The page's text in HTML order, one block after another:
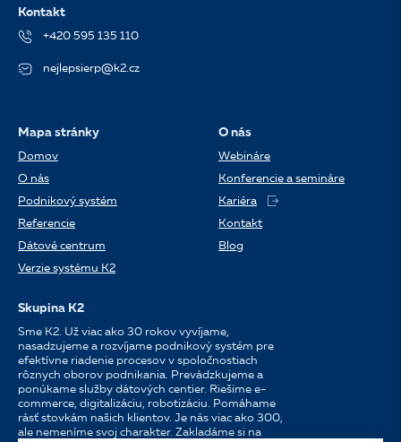
Kontakt
+420 595 135 110
nejlepsierp@k2.cz
Mapa stránky
Domov
O nás
Podnikový systém
Referencie
Dátové centrum
Verzie systému K2
O nás
Webináre
Konferencie a semináre
Kariéra
Kontakt
Blog
Skupina K2
Sme K2. Už viac ako 30 rokov vyvíjame,
nasadzujeme a rozvíjame podnikový systém pre
efektívne riadenie procesov v spoločnostiach
rôznych oborov podnikania. Prevádzkujeme a
ponúkame služby dátových centier. Riešime e-
commerce, digitalizáciu, robotizáciu. Pomáhame
rásť stovkám našich klientov. Je nás viac ako 300,
ale nemeníme svoj charakter. Zakladáme si na